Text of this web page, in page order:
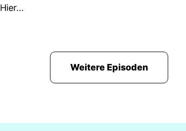
Hier...
Weitere Episoden